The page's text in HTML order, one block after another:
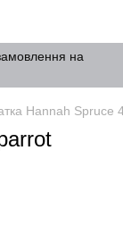
на
Hannah Spruce